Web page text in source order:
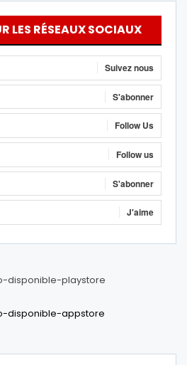
LES RÉSEAUX SOCIAUX
Suivez nous
S'abonner
Follow Us
Follow us
S'abonner
J'aime